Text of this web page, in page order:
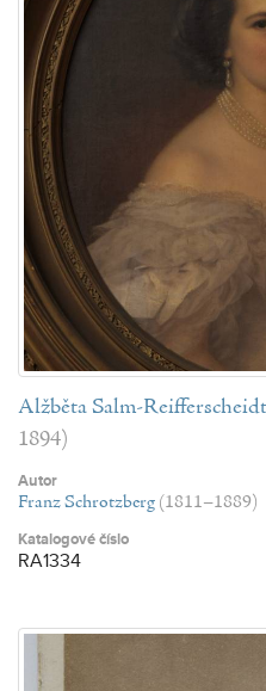
Alžběta Salm-
1894)
Autor
Franz Schrotzberg (1811–1889)
Katalogové číslo
RA1334